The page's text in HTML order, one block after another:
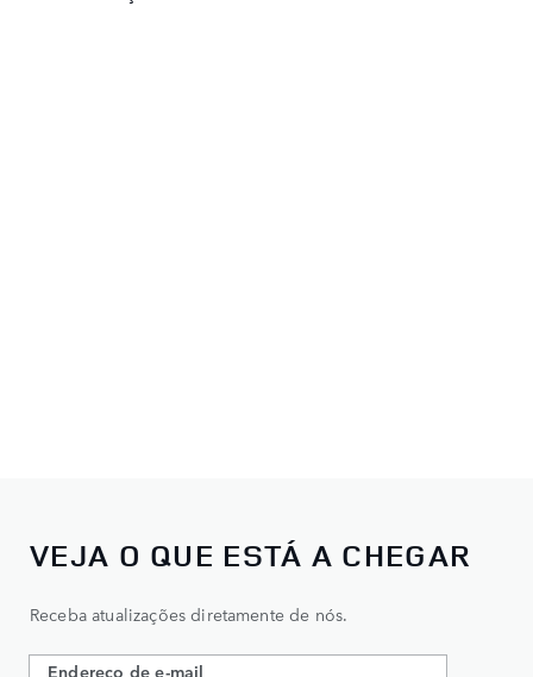
VEJA O QUE ESTÁ A CHEGAR
Receba atualizações diretamente de nós.